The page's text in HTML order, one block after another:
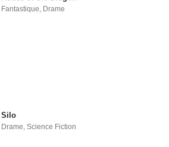
Fantastique Drame
Silo
Drame,Science Fiction